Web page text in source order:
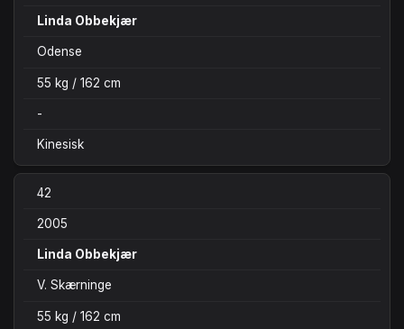
Linda Obbekjær
Odense
55 kg / 162 cm
-
Kinesisk
42
2005
Linda Obbekjær
V. Skærninge
55 kg / 162 cm